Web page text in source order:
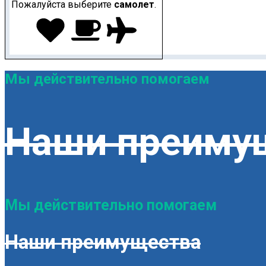
Пожалуйста выберите самолет.
Мы действительно помогаем
Наши
Мы действительно помогаем
Наши преимущества